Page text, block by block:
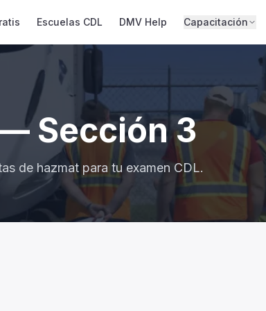
Escuelas CDL DMV Help Capacitación
Sección3
de hazmat para tu examen CDL.
otros dos lugares debe mostrarse el